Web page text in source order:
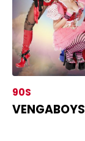
VENGABOYS
90S